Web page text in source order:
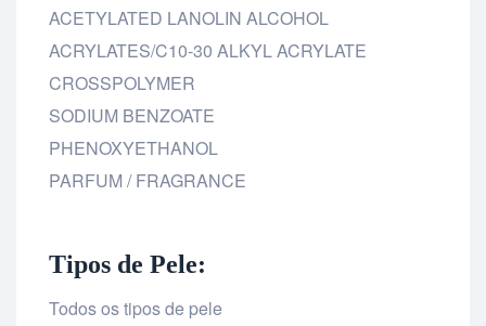
ACETYLATED LANOLIN ALCOHOL
ACRYLATES/C10-30 ALKYL ACRYLATE
CROSSPOLYMER
SODIUM BENZOATE
PHENOXYETHANOL
PARFUM / FRAGRANCE
Tipos de Pele:
Todos os tipos de pele